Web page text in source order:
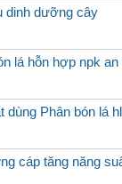
dinh dưỡng cây
lá hỗn hợp npk an
dùng Phân bón lá
cáp tăng năng